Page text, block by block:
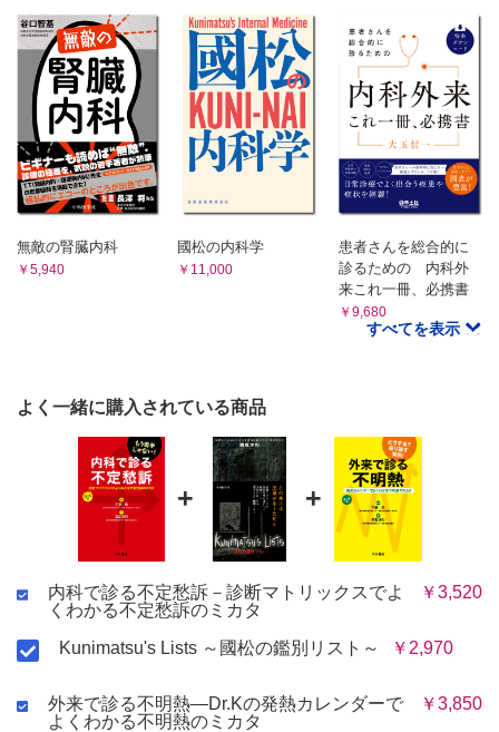
無敵の腎臓内科
￥5,940
國松の内科学
￥11,000
患者さんを総合的に
診るための 内科外
来これ一冊、必携書
￥9,680
すべてを表示
よく一緒に購入されている商品
+ +
内科で診る不定愁訴－診断マトリックスでよ
くわかる不定愁訴のミカタ
￥3,520
Kunimatsu's Lists ～國松の鑑別リスト～ ￥2,970
外来で診る不明熱―Dr.Kの発熱カレンダーで
よくわかる不明熱のミカタ
￥3,850